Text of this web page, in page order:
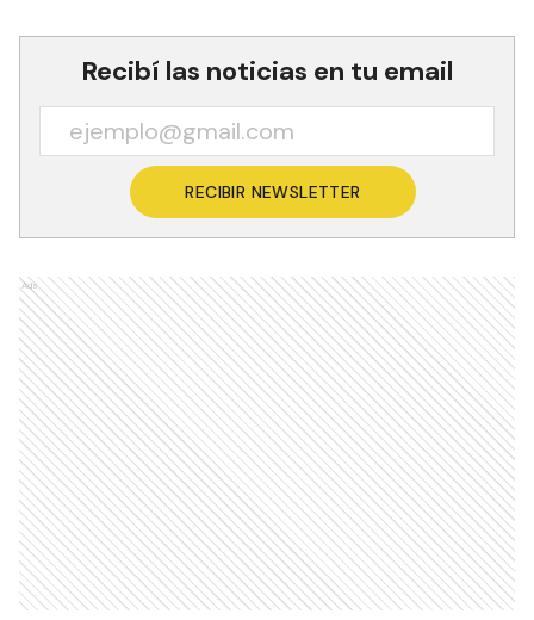
Recibí las noticias en tu email
RECIBIR NEWSLETTER
Ads